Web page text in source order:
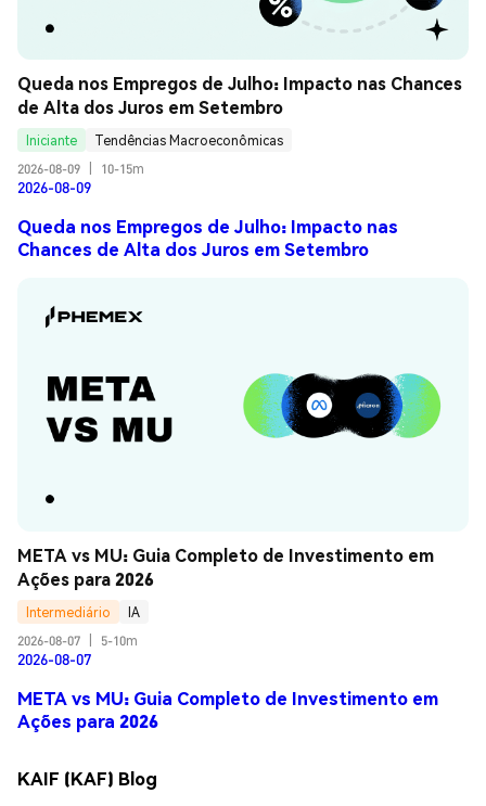
Queda nos Empregos de Julho: Impacto nas Chances
de Alta dos Juros em Setembro
Iniciante
Tendências Macroeconômicas
2026-08-09
10-15m
2026-08-09
Queda nos Empregos de Julho: Impacto nas
Chances de Alta dos Juros em Setembro
META vs MU: Guia Completo de Investimento em
Ações para 2026
Intermediário
IA
2026-08-07
5-10m
2026-08-07
META vs MU: Guia Completo de Investimento em
Ações para 2026
KAIF (KAF) Blog